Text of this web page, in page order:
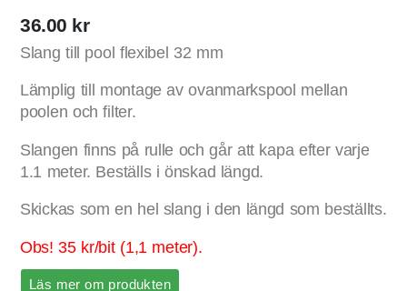
36.00 kr
Slang till pool flexibel 32 mm
Lämplig till montage av ovanmarkspool mellan
poolen och filter.
Slangen finns på rulle och går att kapa efter varje
1.1 meter. Beställs i önskad längd.
Skickas som en hel slang i den längd som beställts.
Obs! 35 kr/bit (1,1 meter).
Läs mer om produkten